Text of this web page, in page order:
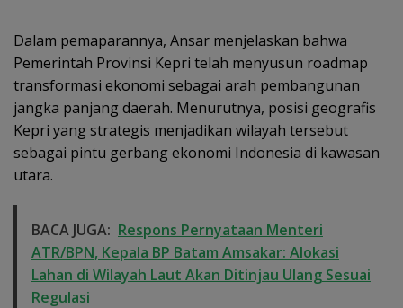
Dalam pemaparannya, Ansar menjelaskan bahwa
Pemerintah Provinsi Kepri telah menyusun roadmap
transformasi ekonomi sebagai arah pembangunan
jangka panjang daerah. Menurutnya, posisi geografis
Kepri yang strategis menjadikan wilayah tersebut
sebagai pintu gerbang ekonomi Indonesia di kawasan
utara.
BACA JUGA: Respons Pernyataan Menteri
ATR/BPN, Kepala BP Batam Amsakar: Alokasi
Lahan di Wilayah Laut Akan Ditinjau Ulang Sesuai
Regulasi